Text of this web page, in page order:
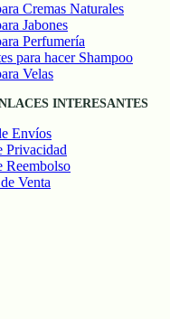
Cremas Naturales
Jabones
Perfumería
para hacer Shampoo
Velas
INTERESANTES
Envíos
Privacidad
Reembolso
Venta